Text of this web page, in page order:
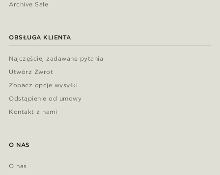
Archive Sale
OBSŁUGA KLIENTA
Najczęściej zadawane pytania
Utwórz Zwrot
Zobacz opcje wysyłki
Odstąpienie od umowy
Kontakt z nami
O NAS
O nas